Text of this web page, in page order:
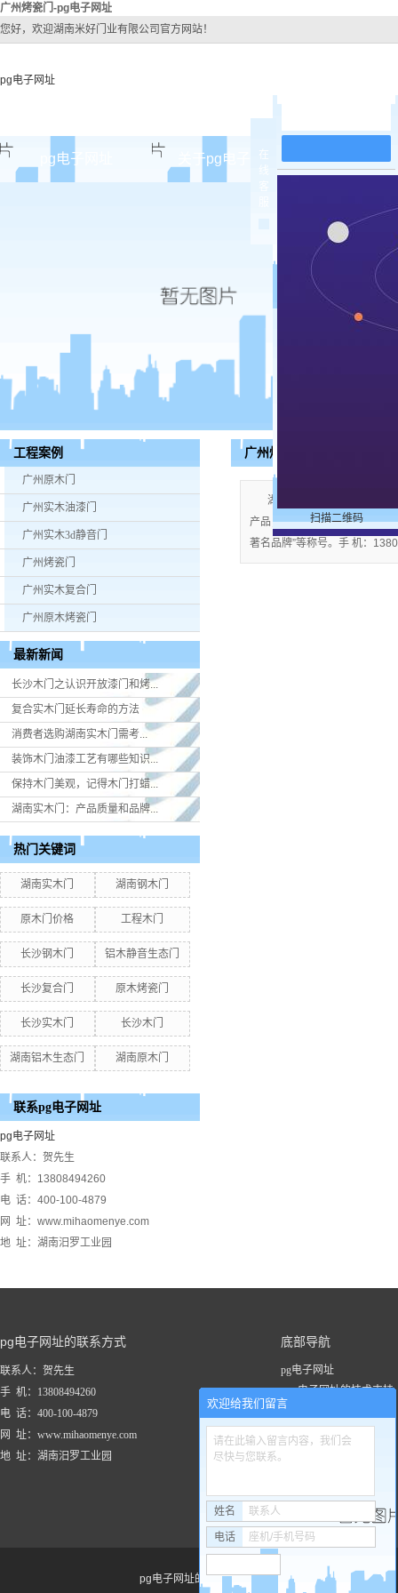
广州烤瓷门-pg电子网址
您好，欢迎湖南米好门业有限公司官方网站！
pg电子网址
pg电子网址 关于pg电子网址
公司团队
pg电子网址
广州实木
广州实木
广州烤
广州实木
工程案例
广州原木门
广州实木油漆门
广州实木3d静音门
广州烤瓷门
广州实木复合门
广州原木烤瓷门
最新新闻
长沙木门之认识开放漆门和烤...
复合实木门延长寿命的方法
消费者选购湖南实木门​需考...
装饰木门油漆工艺有哪些知识...
保持木门美观，记得木门打蜡...
湖南实木门：产品质量和品牌...
热门关键词
湖南实木门 湖南钢木门
原木门价格 工程木门
长沙钢木门 铝木静音生态门
长沙复合门 原木烤瓷门
长沙实木门 长沙木门
湖南铝木生态门 湖南原木门
联系pg电子网址
pg电子网址
联系人：贺先生
手 机：13808494260
电 话：400-100-4879
网 址：www.mihaomenye.com
地 址：湖南汨罗工业园
广州烤瓷门
湖南米好门业有限公司公
产品；企业视产品质量为生命
著名品牌”等称号。手 机：
pg电子网址的联系方式
联系人：贺先生
手 机：13808494260
电 话：400-100-4879
网 址：www.mihaomenye.com
地 址：湖南汨罗工业园
底部导航
pg电子网址
pg电子网址的技术支持
关于pg电子网址
工程案例
pg电子网址的友情链接：
在
扫描二维码
欢迎给我们留言
请在此输入留言内容，我们会
尽快与您联系。
姓名 联系人
电话 座机/手机号码